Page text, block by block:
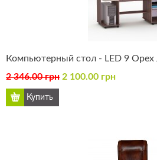
Компьютерный стол - LED 9 Орех
2 346.00 грн 2 100.00 грн